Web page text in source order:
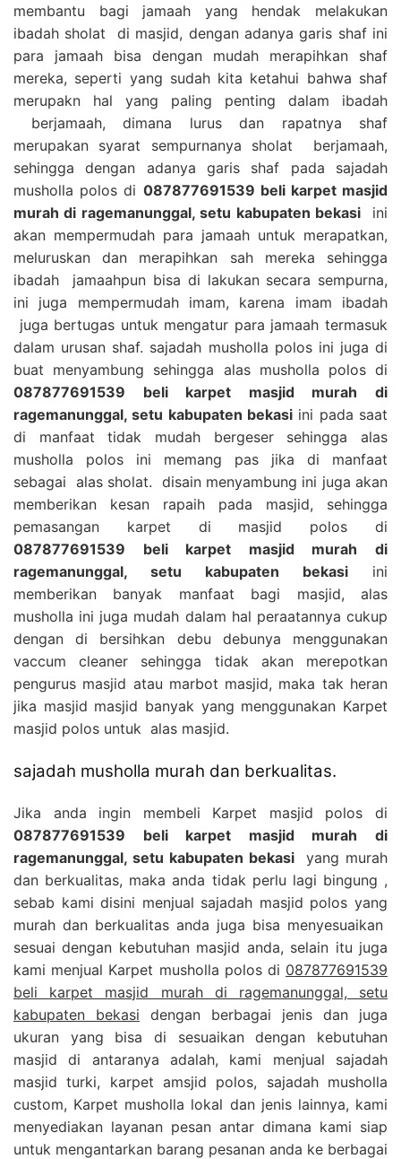
membantu bagi jamaah yang hendak melakukan
ibadah sholat di masjid, dengan adanya garis shaf ini
para jamaah bisa dengan mudah merapihkan shaf
mereka, seperti yang sudah kita ketahui bahwa shaf
merupakn hal yang paling penting dalam ibadah
berjamaah, dimana lurus dan rapatnya shaf
merupakan syarat sempurnanya sholat berjamaah,
sehingga dengan adanya garis shaf pada sajadah
musholla polos di 087877691539 beli karpet masjid
murah di ragemanunggal, setu kabupaten bekasi ini
akan mempermudah para jamaah untuk merapatkan,
meluruskan dan merapihkan sah mereka sehingga
ibadah jamaahpun bisa di lakukan secara sempurna,
ini juga mempermudah imam, karena imam ibadah
juga bertugas untuk mengatur para jamaah termasuk
dalam urusan shaf. sajadah musholla polos ini juga di
buat menyambung sehingga alas musholla polos di
087877691539 beli karpet masjid murah di
ragemanunggal, setu kabupaten bekasi ini pada saat
di manfaat tidak mudah bergeser sehingga alas
musholla polos ini memang pas jika di manfaat
sebagai alas sholat. disain menyambung ini juga akan
memberikan kesan rapaih pada masjid, sehingga
pemasangan karpet di masjid polos di
087877691539 beli karpet masjid murah di
ragemanunggal, setu kabupaten bekasi ini
memberikan banyak manfaat bagi masjid, alas
musholla ini juga mudah dalam hal peraatannya cukup
dengan di bersihkan debu debunya menggunakan
vaccum cleaner sehingga tidak akan merepotkan
pengurus masjid atau marbot masjid, maka tak heran
jika masjid masjid banyak yang menggunakan Karpet
masjid polos untuk alas masjid.
sajadah musholla murah dan berkualitas.
Jika anda ingin membeli Karpet masjid polos di
087877691539 beli karpet masjid murah di
ragemanunggal, setu kabupaten bekasiyang murah
dan berkualitas, maka anda tidak perlu lagi bingung ,
sebab kami disini menjual sajadah masjid polos yang
murah dan berkualitas anda juga bisa menyesuaikan
sesuai dengan kebutuhan masjid anda, selain itu juga
kami menjual Karpet musholla polos di 087877691539
beli karpet masjid murah di ragemanunggal, setu
kabupaten bekasi dengan berbagai jenis dan juga
ukuran yang bisa di sesuaikan dengan kebutuhan
masjid di antaranya adalah, kami menjual sajadah
masjid turki, karpet amsjid polos, sajadah musholla
custom, Karpet musholla lokal dan jenis lainnya, kami
menyediakan layanan pesan antar dimana kami siap
untuk mengantarkan barang pesanan anda ke berbagai